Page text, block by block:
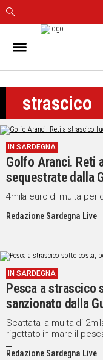
IN
CAGLIARI
SASSARI
NUORO
ORISTANO
SULCIS
GALLURA
OGLIASTRA
MEDIO
CAMPIDANO
NOTIZIE
POLITICA
IN
ITALIA
NEL
MONDO
strascico
IN SARDEGNA
Golfo Aranci. Reti
sequestrate dalla
4mila euro di multa per
Redazione Sardegna Live
IN SARDEGNA
Pesca a strascico
sanzionato dalla
Scattata la multa di
rigettato in mare il
Redazione Sardegna Live